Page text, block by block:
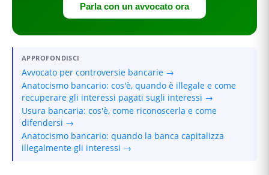
Parla con un avvocato ora
APPROFONDISCI
Avvocato per controversie bancarie →
Anatocismo bancario: cos'è, quando è illegale e come
recuperare gli interessi pagati sugli interessi →
Usura bancaria: cos'è, come riconoscerla e come
difendersi →
Anatocismo bancario: quando la banca capitalizza
illegalmente gli interessi →